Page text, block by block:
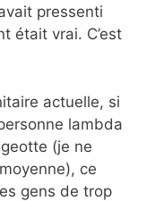
pressenti
était vrai. C’est
actuelle, si
lambda
(je ne
ce
gens de trop